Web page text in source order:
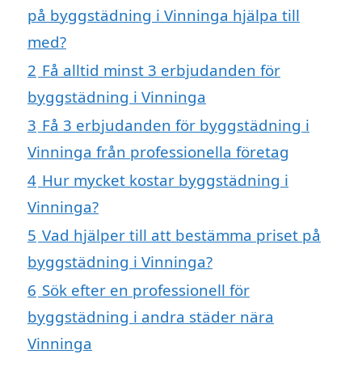
på byggstädning i Vinninga hjälpa till
med?
2 Få alltid minst 3 erbjudanden för
byggstädning i Vinninga
3 Få 3 erbjudanden för byggstädning i
Vinninga från professionella företag
4 Hur mycket kostar byggstädning i
Vinninga?
5 Vad hjälper till att bestämma priset på
byggstädning i Vinninga?
6 Sök efter en professionell för
byggstädning i andra städer nära
Vinninga